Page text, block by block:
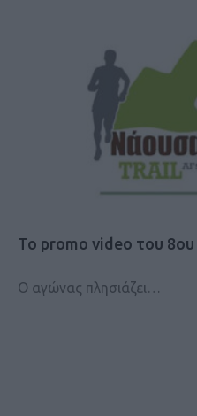
Το promo video του
Ο αγώνας πλησιάζει…